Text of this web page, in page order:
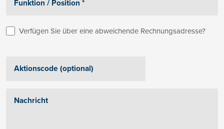
Verfügen Sie über eine abweichende Rechnungsadresse?